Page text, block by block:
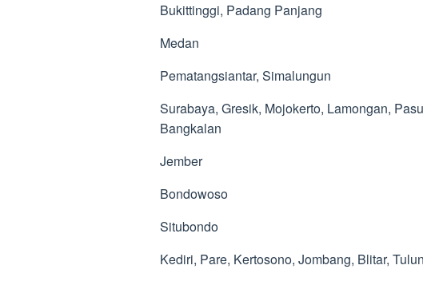
Bukittinggi, Padang Panjang
Medan
Pematangsiantar, Simalungun
Surabaya, Gresik, Mojokerto, Lamongan,
Bangkalan
Jember
Bondowoso
Situbondo
Kediri, Pare, Kertosono, Jombang, Blitar,